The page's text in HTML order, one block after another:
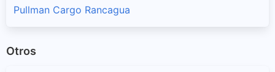
Pullman Cargo Rancagua
Otros